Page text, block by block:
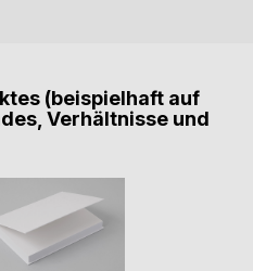
(beispielhaft auf
Verhältnisse und